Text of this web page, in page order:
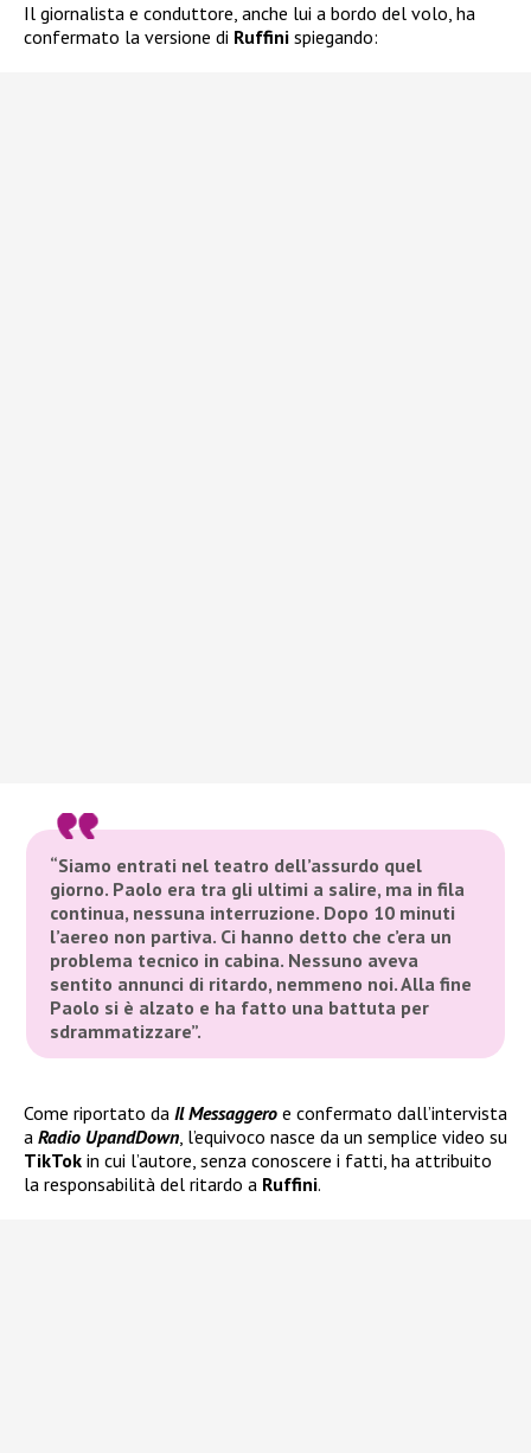
Il giornalista e conduttore, anche lui a bordo del volo, ha
confermato la versione di Ruffini spiegando:
“Siamo entrati nel teatro dell’assurdo quel
giorno. Paolo era tra gli ultimi a salire, ma in fila
continua, nessuna interruzione. Dopo 10 minuti
l’aereo non partiva. Ci hanno detto che c’era un
problema tecnico in cabina. Nessuno aveva
sentito annunci di ritardo, nemmeno noi. Alla fine
Paolo si è alzato e ha fatto una battuta per
sdrammatizzare”.
Come riportato da Il Messaggero e confermato dall’intervista
a Radio UpandDown, l’equivoco nasce da un semplice video su
TikTok in cui l’autore, senza conoscere i fatti, ha attribuito
la responsabilità del ritardo a Ruffini.